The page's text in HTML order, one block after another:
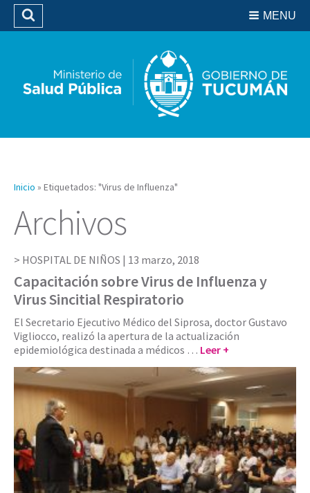
Biblioteca
MENU
Buscar
Inicio » Etiquetados: "Virus de Influenza"
Archivos
HOSPITAL DE NIÑOS | 13 marzo, 2018
Capacitación sobre Virus de Influenza y
Virus Sincitial Respiratorio
El Secretario Ejecutivo Médico del Siprosa, doctor Gustavo
Vigliocco, realizó la apertura de la actualización
epidemiológica destinada a médicos … Leer +